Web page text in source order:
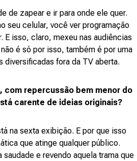
de zapear e ir para onde ele quer.
seu celular, você ver programação
E isso, claro, mexeu nas audiências
é só por isso, também é por uma
fora da TV aberta.
com repercussão bem menor do
carente de ideias originais?
na sexta exibição. E por que isso
que atinge qualquer público.
e revendo aquela trama que